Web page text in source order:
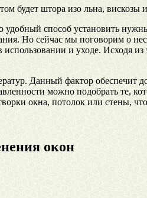
будет штора изо льна, вискозы
способ установить
Но сейчас мы поговорим о
и уходе. Исходя
Данный фактор обеспечит
можно подобрать те,
окна, потолок или стены,
окон